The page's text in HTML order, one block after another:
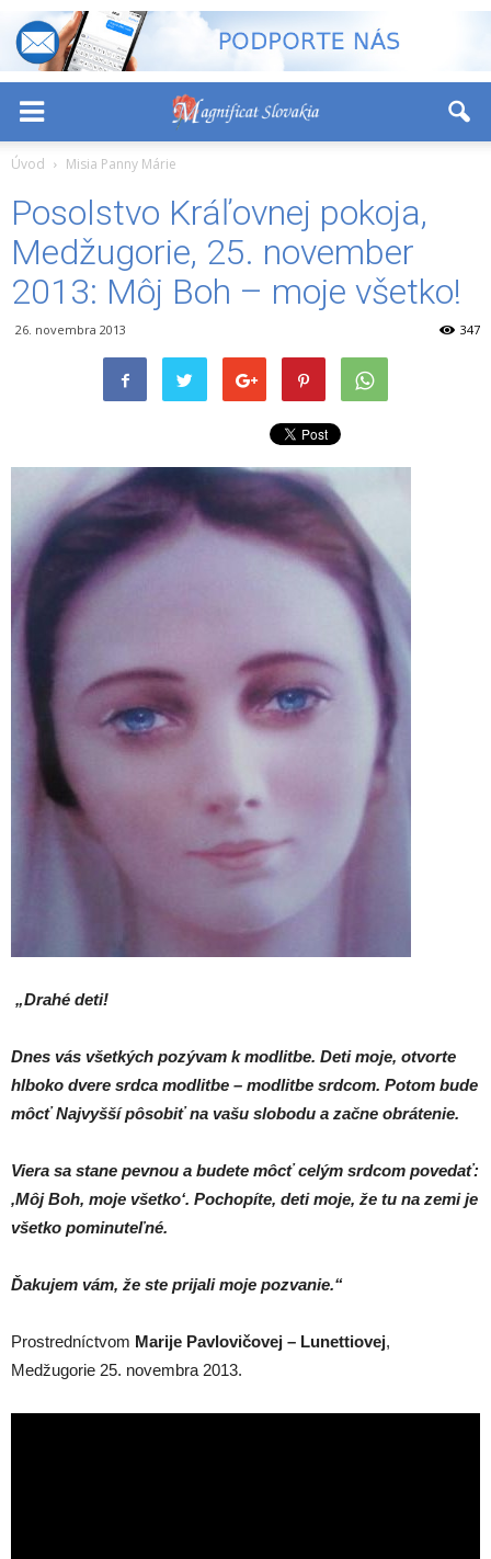
Úvod Misia Panny Márie
Posolstvo Kráľovnej pokoja,
Medžugorie, 25. november
2013: Môj Boh – moje všetko!
26. novembra 2013 347
„Drahé deti!
Dnes vás všetkých pozývam k modlitbe. Deti moje, otvorte
hlboko dvere srdca modlitbe – modlitbe srdcom. Potom bude
môcť Najvyšší pôsobiť na vašu slobodu a začne obrátenie.
Viera sa stane pevnou a budete môcť celým srdcom povedať:
‚Môj Boh, moje všetko‘. Pochopíte, deti moje, že tu na zemi je
všetko pominuteľné.
Ďakujem vám, že ste prijali moje pozvanie.“
Prostredníctvom Marije Pavlovičovej – Lunettiovej,
Medžugorie 25. novembra 2013.
+